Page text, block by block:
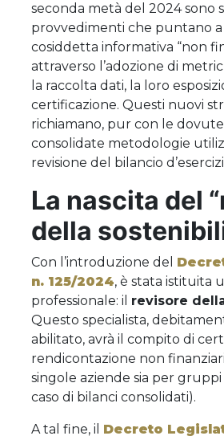
seconda metà del 2024 sono
provvedimenti che puntano
cosiddetta informativa “non
attraverso l’adozione di
la raccolta dati, la loro
certificazione. Questi nuovi
richiamano, pur con le
consolidate metodologie
revisione del bilancio
La nascita del
della
Con l’introduzione del
n. 125/2024, è stata istituita
professionale: il revisore
Questo specialista,
abilitato, avrà il compito di
rendicontazione non
singole aziende sia per gruppi
caso di bilanci consolidati).
A tal fine, il Decreto